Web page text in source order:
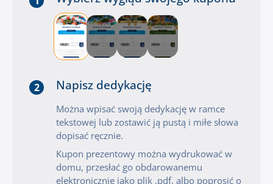
2 Napisz dedykację
Można wpisać swoją dedykację w ramce
tekstowej lub zostawić ją pustą i miłe słowa
dopisać ręcznie.
Kupon prezentowy można wydrukować w
domu, przesłać go obdarowanemu
elektronicznie jako plik .pdf, albo poprosić o